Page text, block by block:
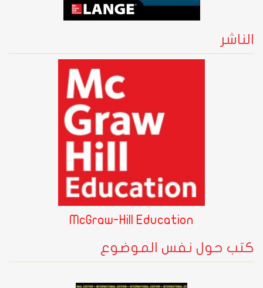
الناشر
McGraw-Hill Education
كتب حول نفس الموضوع